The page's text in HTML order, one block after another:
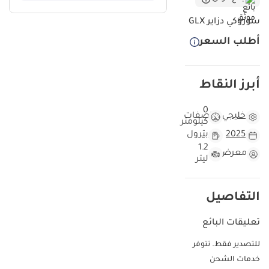
سوزوكي دزاير GLX
أطلب السعر
أبرز النقاط
خليجي مواصفات
0
كيلومتر
2025
بترول
معرض
1.2
ليتر
التفاصيل
تعليقات البائع
للتصدير فقط. تتوفر
خدمات الشحن
بتصميم عصري وكفاءة ميكانيكية مشهود لها في أجواء المنطقة الحارة،
الخارجي يمنح السيارة مظهراً وقوراً ويتحمل عوامل الجو المتربة في دول
للموظفين أو العائلات الصغيرة التي تضع الاعتمادية في مقدمة أولوياتها.
الاعتبار الأهم هنا هو راحة البال الطويلة الأمد بفضل توفر قطع الغيار
وشبكة الخدمة الواسعة في كل مدن الإمارات والخليج.
هذه السيارة مقابل سيارات 2025 Dzire الأخرى
إليه Suzuki في هذه الفئة من حيث جودة التقفيل وتحديث الأنظمة. في
السنة يمنحك ميزة الاستمتاع بكامل فترة الضمان وراحة البال من أي
يعتبر من أكثر الألوان طلباً في السوق الإماراتي والسعودي لكونه لوناً عملياً
جداً يخفي آثار الغبار ويحافظ على بريقه تحت أشعة الشمس القوية.
بالمقارنة مع النسخ ذات الأميال المرتفعة، توفر هذه السيارة فرصة